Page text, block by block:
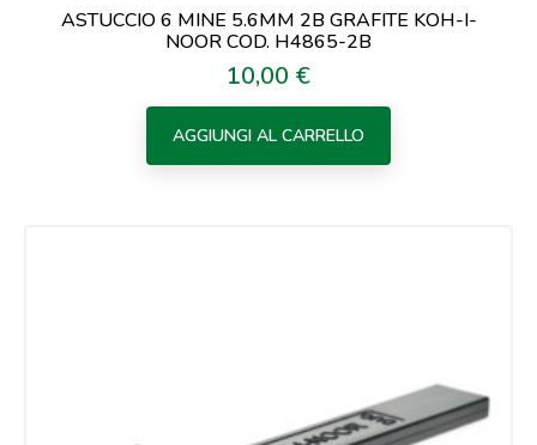
ASTUCCIO 6 MINE 5.6MM 2B GRAFITE KOH-I-
NOOR COD. H4865-2B
Prezzo
10,00 €
AGGIUNGI AL CARRELLO